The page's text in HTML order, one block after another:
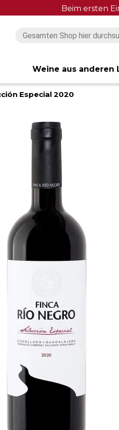
Beim ersten
Weine aus anderen
Especial 2020